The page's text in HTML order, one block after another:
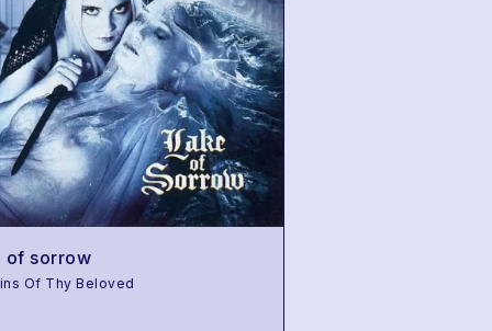
of sorrow
Of Thy Beloved